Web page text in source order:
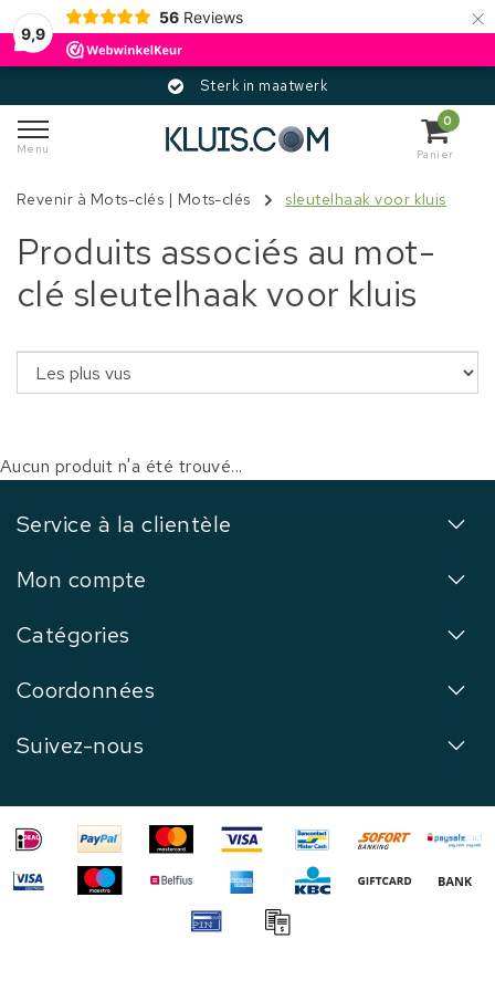
9,9
56 Reviews ×
Sterk in maatwerk
Menu
0
Panier
Revenir à Mots-clés | Mots-clés sleutelhaak voor kluis
Produits associés au mot-
clé sleutelhaak voor kluis
Aucun produit n'a été trouvé...
Service à la clientèle
Mon compte
Catégories
Coordonnées
Suivez-nous